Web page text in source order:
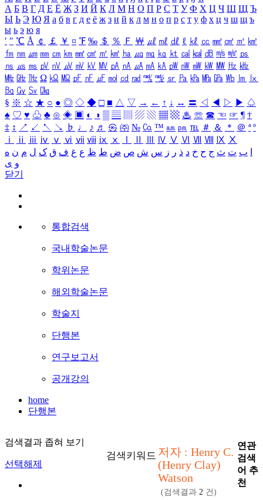
А Б В Г Д Е Ё Ж З И Й К Л М Н О П Р С Т У Ф Х Ц Ч Ш Щ Ъ
Ы Ь Э Ю Я а б в г д е ё ж з и й к л м н о п р с т у ф х ц ч ш щ ъ
ы ь э ю я
′ ″ ℃ Å ￠ ￡ ￥ ¤ ℉ ‰ ＄ ％ Ｆ ￦ ㎕ ㎖ ㎗ ℓ ㎘ ㏄ ㎣ ㎤ ㎥ ㎦
㎙ ㎚ ㎛ ㎜ ㎝ ㎞ ㎟ ㎠ ㎡ ㎢ ㏊ ㎍ ㎎ ㎏ ㏏ ㎈ ㎉ ㏈ ㎧ ㎨ ㎰
㎱ ㎲ ㎳ ㎴ ㎵ ㎶ ㎷ ㎸ ㎹ ㎀ ㎁ ㎂ ㎃ ㎄ ㎺ ㎻ ㎽ ㎾ ㎿ ㎐ ㎑
㎒ ㎓ ㎔ Ω ㏀ ㏁ ㎊ ㎋ ㎌ ㏖ ㏅ ㎭ ㎮ ㎯ ㏛ ㎩ ㎪ ㎫ ㎬ ㏝ ㏐
㏓
㏃ ㏉ ㏜ ㏆
§ ※ ☆ ★ ○ ● ◎ ◇ ◆ □ ■ △ ▽ → ← ↑ ↓ ↔ 〓 ◁ ◀ ▷ ▶ ♤
♠ ♡ ♥ ♧ ♣ ⊙ ◈ ▣ ◐ ◑ ▒ ▤ ▨ ▧ ▦ ▩ ♨ ☏ ☎ ☜ ☞ ¶ †
‡ ↕ ↗ ↙ ↖ ↘ ♭ ♩ ♪ ♬ ㉿ ㈜ № ㏇ ™ ㏂ ㏘ ℡ ＃ ＆ ＊ ＠ ª º
ⅰ
ⅱ ⅲ ⅳ ⅴ ⅵ ⅶ ⅷ ⅸ ⅹ Ⅳ Ⅴ Ⅵ Ⅶ Ⅷ Ⅸ Ⅹ
ب ت ث ج ح خ د ذ ر ز س ش ص ض ط ظ ع غ ف ق ک ل م ن ه
و ی
닫기
통합검색
국내학술논문
학위논문
해외학술논문
학술지
단행본
연구보고서
공개강의
home
단행본
검색결과 좁혀 보기
선택해제
검색키워드 저자 : Henry C.
(Henry Clay)
Watson
(검색결과 2 건)
연관
검색
어 추
천